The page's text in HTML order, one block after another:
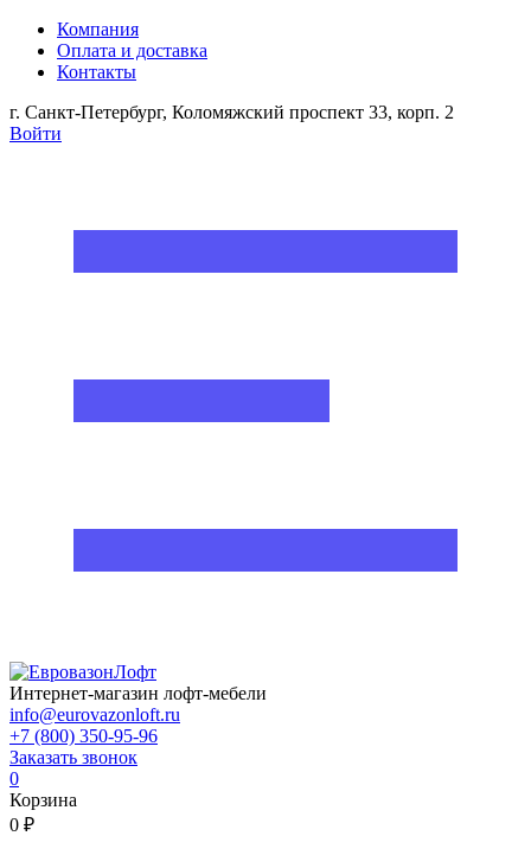
Компания
Оплата и доставка
Контакты
г. Санкт-Петербург, Коломяжский проспект 33, корп. 2
Войти
Интернет-магазин лофт-мебели
info@eurovazonloft.ru
+7 (800) 350-95-96
Заказать звонок
0
Корзина
0 ₽